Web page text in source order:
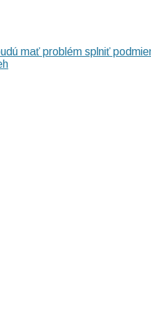
mať problém splniť